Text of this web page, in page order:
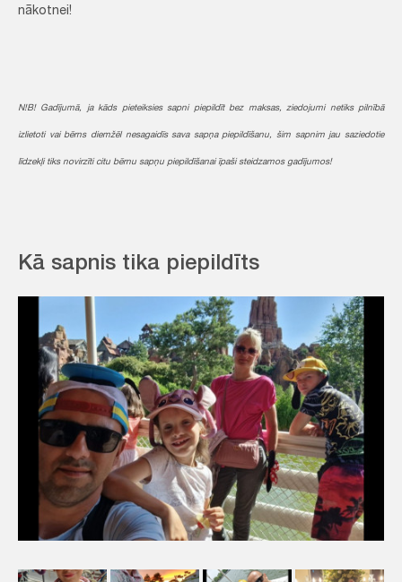
nākotnei!
N!B! Gadījumā, ja kāds pieteiksies sapni piepildīt bez maksas, ziedojumi netiks pilnībā
izlietoti vai bērns diemžēl nesagaidīs sava sapņa piepildīšanu, šim sapnim jau saziedotie
līdzekļi tiks novirzīti citu bērnu sapņu piepildīšanai īpaši steidzamos gadījumos!
Kā sapnis tika piepildīts